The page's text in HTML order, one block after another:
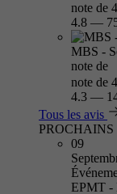
note de
4.8 —
MBS -
note de
note de
4.3 —
Tous les avis
09
EPMT -